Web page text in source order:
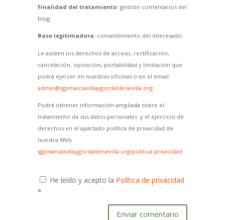
Finalidad del tratamiento:gestión comentarios del
blog.
Base legitimadora:consentimiento del interesado.
Le asisten los derechos de acceso, rectificación,
cancelación, oposición, portabilidad y limitación que
podrá ejercer en nuestras oficinas o en el email:
admin@igpmanzanillaygordaldesevilla.org
Podrá obtener información ampliada sobre el
tratamiento de sus datos personales y el ejercicio de
derechos en el apartado política de privacidad de
nuestra Web
igpmanzanillaygordaldesevilla.org/politica-privacidad
He leído y acepto la Política de privacidad
*
Enviar comentario